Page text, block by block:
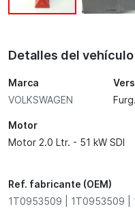
Detalles del vehículo
Marca
VOLKSWAGEN
Furg.
Motor
Motor 2.0 Ltr. - 51 kW SDI
Ref. fabricante (OEM)
1T0953509 | 1T0953509 |